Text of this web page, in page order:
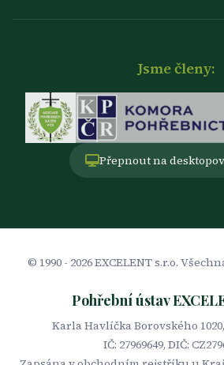
Jsme členy:
Přepnout na
© 1990 - 2026EXCELENT s.r.o.
Pohřební ústav
Karla Havlíčka Borovského
IČ: 27969649, DIČ: